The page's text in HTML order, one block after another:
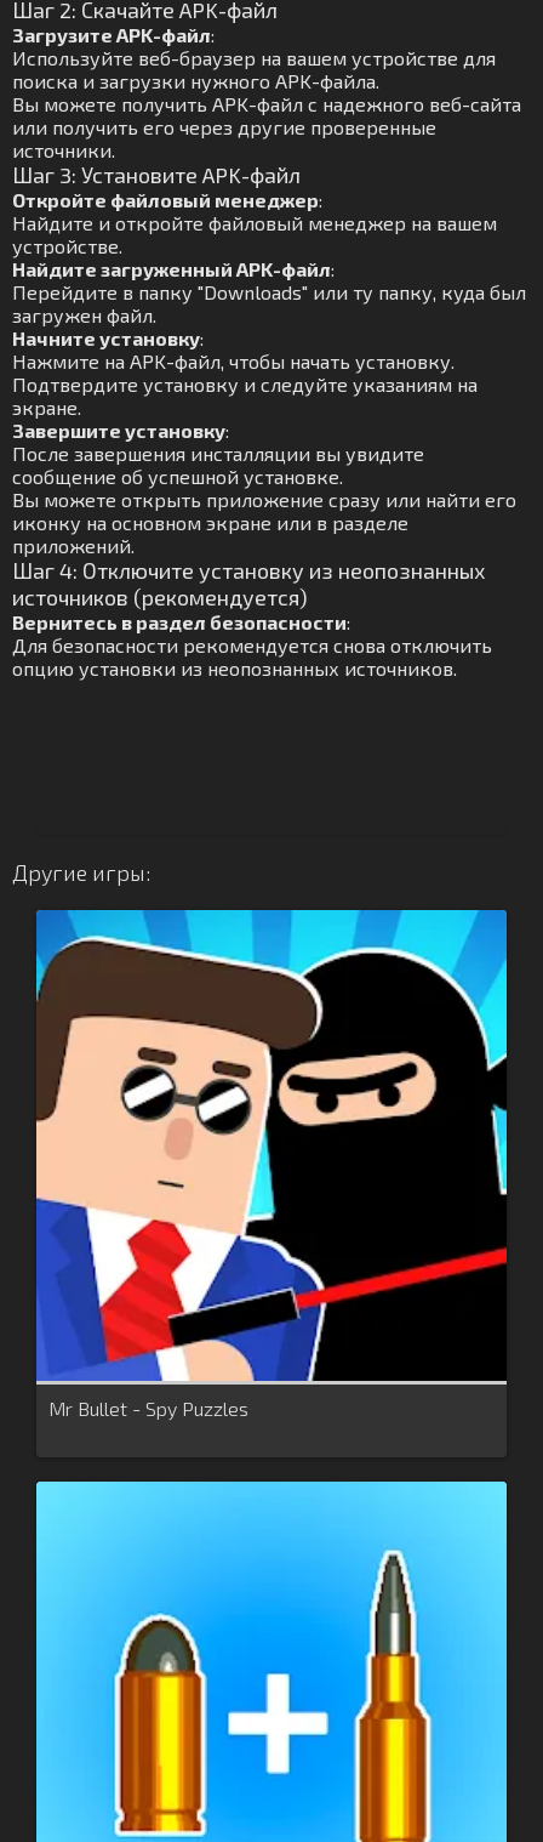
Шаг 2: Скачайте APK-файл
Загрузите APK-файл:
Используйте веб-браузер на вашем устройстве для
поиска и загрузки нужного APK-файла.
Вы можете получить APK-файл с надежного веб-сайта
или получить его через другие проверенные
источники.
Шаг 3: Установите APK-файл
Откройте файловый менеджер:
Найдите и откройте файловый менеджер на вашем
устройстве.
Найдите загруженный APK-файл:
Перейдите в папку "Downloads" или ту папку, куда был
загружен файл.
Начните установку:
Нажмите на APK-файл, чтобы начать установку.
Подтвердите установку и следуйте указаниям на
экране.
Завершите установку:
После завершения инсталляции вы увидите
сообщение об успешной установке.
Вы можете открыть приложение сразу или найти его
иконку на основном экране или в разделе
приложений.
Шаг 4: Отключите установку из неопознанных
источников (рекомендуется)
Вернитесь в раздел безопасности:
Для безопасности рекомендуется снова отключить
опцию установки из неопознанных источников.
Другие игры:
Mr Bullet - Spy Puzzles